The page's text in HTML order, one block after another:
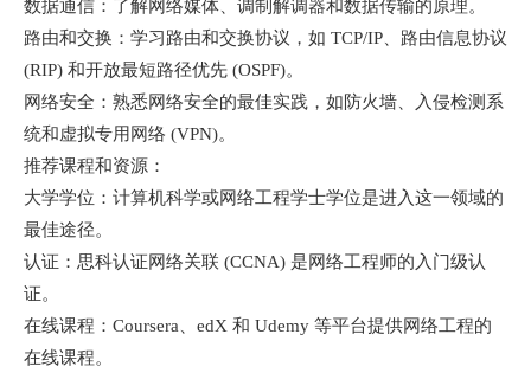
数据通信：了解网络媒体、调制解调器和数据传输的原理。
路由和交换：学习路由和交换协议，如 TCP/IP、路由信息协议
(RIP) 和开放最短路径优先 (OSPF)。
网络安全：熟悉网络安全的最佳实践，如防火墙、入侵检测系
统和虚拟专用网络 (VPN)。
推荐课程和资源：
大学学位：计算机科学或网络工程学士学位是进入这一领域的
最佳途径。
认证：思科认证网络关联 (CCNA) 是网络工程师的入门级认
证。
在线课程：Coursera、edX 和 Udemy 等平台提供网络工程的
在线课程。